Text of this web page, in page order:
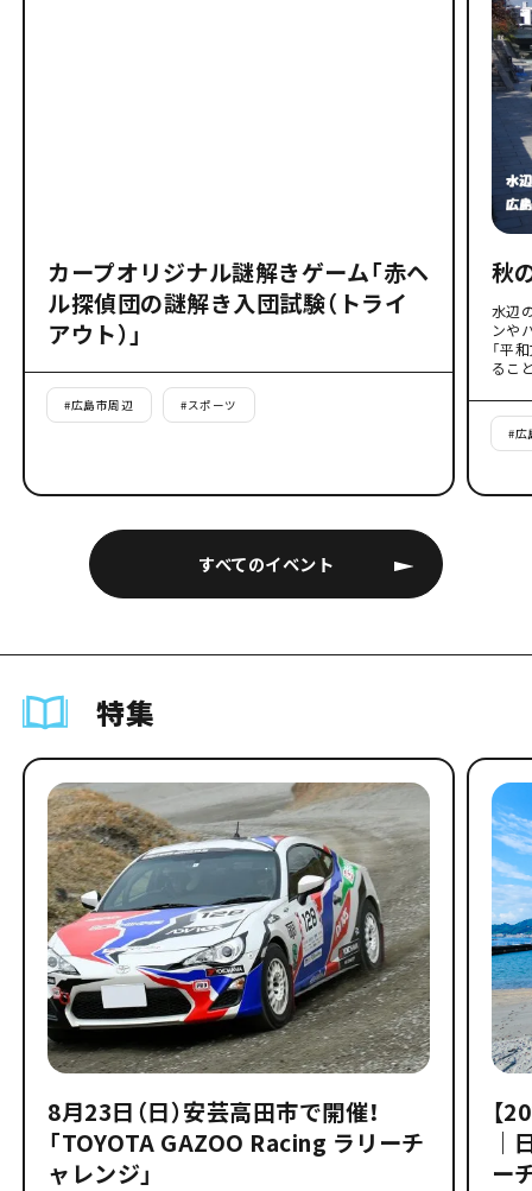
すべてのイベント
カープオリジナル謎解きゲーム「赤ヘ
ル探偵団の謎解き入団試験（トライ
アウト）」
#広島市周辺 #スポーツ
秋
水辺
ンや
「平
るこ
#広
特集
8月23日（日）安芸高田市で開催！
「TOYOTA GAZOO Racing ラリーチ
ャレンジ」
【
｜
ー